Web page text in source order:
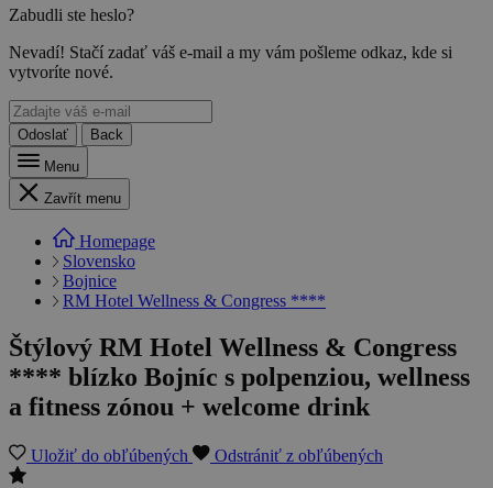
Zabudli ste heslo?
Nevadí! Stačí zadať váš e-mail a my vám pošleme odkaz, kde si
vytvoríte nové.
Odoslať
Back
Menu
Zavřít menu
Homepage
Slovensko
Bojnice
RM Hotel Wellness & Congress ****
Štýlový RM Hotel Wellness & Congress
**** blízko Bojníc s polpenziou, wellness
a fitness zónou + welcome drink
Uložiť do obľúbených Odstrániť z obľúbených